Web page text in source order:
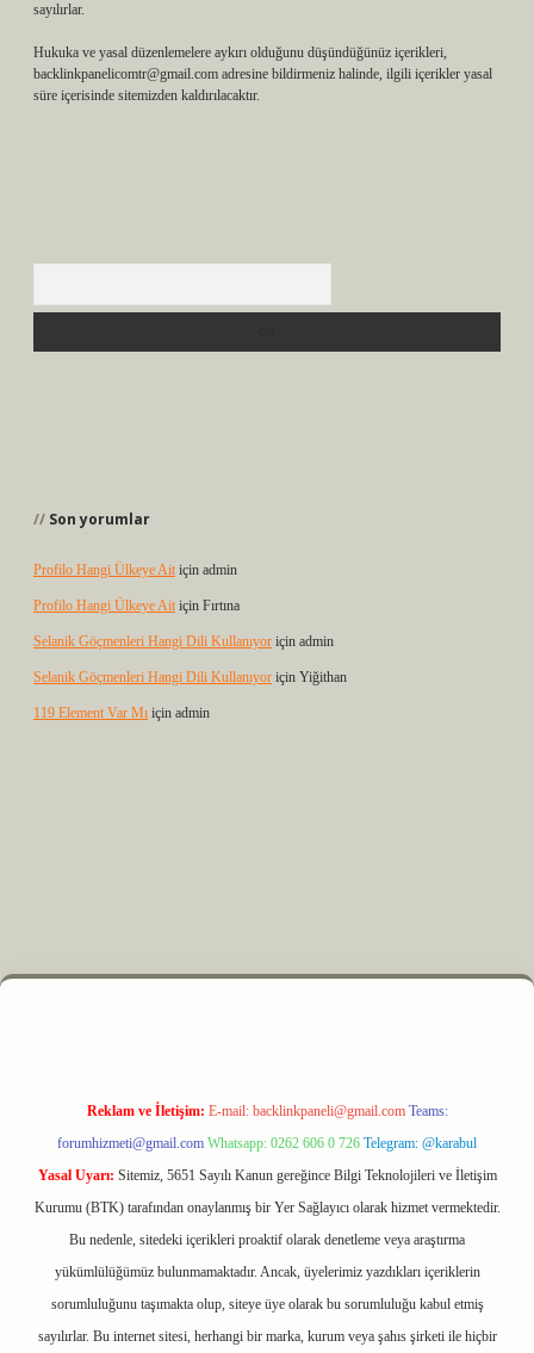
sayılırlar.
Hukuka ve yasal düzenlemelere aykırı olduğunu düşündüğünüz içerikleri,
backlinkpanelicomtr@gmail.com adresine bildirmeniz halinde, ilgili içerikler yasal
süre içerisinde sitemizden kaldırılacaktır.
Son yorumlar
Profilo Hangi Ülkeye Ait için admin
Profilo Hangi Ülkeye Ait için Fırtına
Selanik Göçmenleri Hangi Dili Kullanıyor için admin
Selanik Göçmenleri Hangi Dili Kullanıyor için Yiğithan
119 Element Var Mı için admin
Reklam ve İletişim: E-mail: backlinkpaneli@gmail.com Teams:
forumhizmeti@gmail.com Whatsapp: 0262 606 0 726 Telegram: @karabul
Yasal Uyarı: Sitemiz, 5651 Sayılı Kanun gereğince Bilgi Teknolojileri ve İletişim
Kurumu (BTK) tarafından onaylanmış bir Yer Sağlayıcı olarak hizmet vermektedir.
Bu nedenle, sitedeki içerikleri proaktif olarak denetleme veya araştırma
yükümlülüğümüz bulunmamaktadır. Ancak, üyelerimiz yazdıkları içeriklerin
sorumluluğunu taşımakta olup, siteye üye olarak bu sorumluluğu kabul etmiş
sayılırlar. Bu internet sitesi, herhangi bir marka, kurum veya şahıs şirketi ile hiçbir